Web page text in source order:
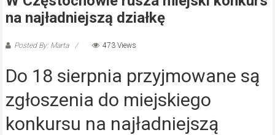
na najładniejszą działkę
Posted By: Marta 473 Views
Do 18 sierpnia przyjmowane są
zgłoszenia do miejskiego
konkursu na najładniejszą